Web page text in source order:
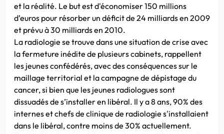
et la réalité. Le but est d'économiser 150 millions
d’euros pour résorber un déficit de 24 milliards en 2009
et prévu à 30 milliards en 2010.
La radiologie se trouve dans une situation de crise avec
la fermeture inédite de plusieurs cabinets, rappellent
les jeunes confédérés, avec des conséquences sur le
maillage territorial et la campagne de dépistage du
cancer, si bien que les jeunes radiologues sont
dissuadés de s’installer en libéral. Il y a 8 ans, 90% des
internes et chefs de clinique de radiologie s'installaient
dans le libéral, contre moins de 30% actuellement.